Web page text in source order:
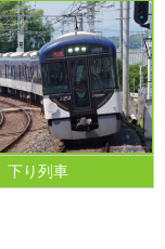
下り列車